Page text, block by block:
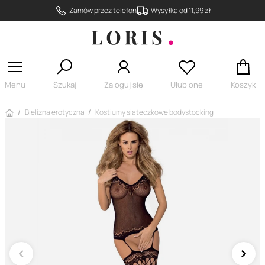
Zamów przez telefon Wysyłka od 11,99 zł
Menu Szukaj Zaloguj się Ulubione Koszyk
Strona główna
Bielizna erotyczna Kostiumy siateczkowe bodystocking